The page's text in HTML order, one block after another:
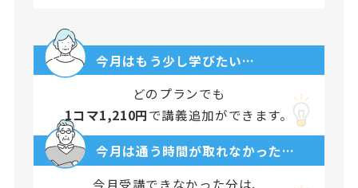
今月はもう少し学びたい…
どのプランでも
1コマ1,210円で講義追加ができます。
今月は通う時間が取れなかった…
今月受講できなかった分は、